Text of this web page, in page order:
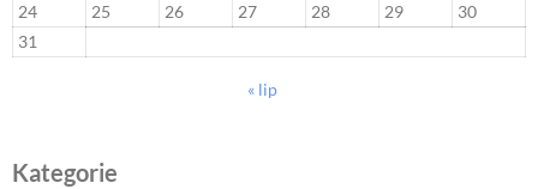
24
25 26 27 28 29
30
31
« lip
Kategorie